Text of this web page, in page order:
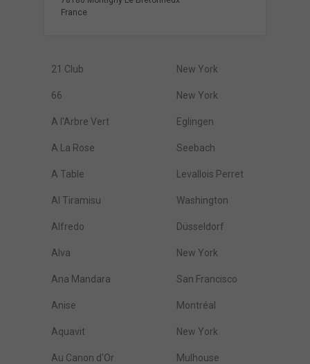
France
21 Club New York
66 New York
A l'Arbre Vert Eglingen
A La Rose Seebach
A Table Levallois Perret
Al Tiramisu Washington
Alfredo Düsseldorf
Alva New York
Ana Mandara San Francisco
Anise Montréal
Aquavit New York
Au Canon d'Or Mulhouse